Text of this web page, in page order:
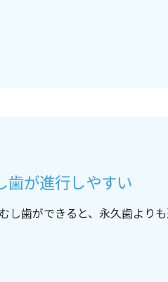
歯が進行しやすい
し歯ができると、永久歯より